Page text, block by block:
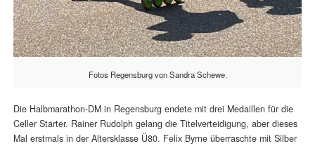
Fotos Regensburg von Sandra Schewe.
Die Halbmarathon-DM in Regensburg endete mit drei Medaillen für die
Celler Starter. Rainer Rudolph gelang die Titelverteidigung, aber dieses
Mal erstmals in der Altersklasse Ü80. Felix Byrne überraschte mit Silber